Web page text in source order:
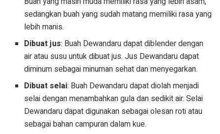
sedangkan buah yang sudah matang memiliki rasa yang
lebih manis.
Dibuat jus: Buah Dewandaru dapat diblender dengan
air atau susu untuk dibuat jus. Jus Dewandaru dapat
diminum sebagai minuman sehat dan menyegarkan.
Dibuat selai: Buah Dewandaru dapat diolah menjadi
selai dengan menambahkan gula dan sedikit air. Selai
Dewandaru dapat digunakan sebagai olesan roti atau
sebagai bahan campuran dalam kue.